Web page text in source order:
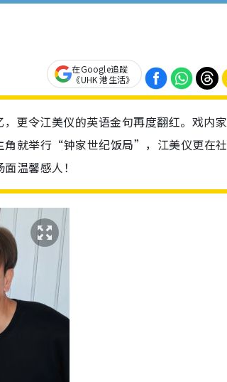
在Google追蹤
《UHK 港生活》
更令江美仪的英语金句再度翻红。戏内家
角就举行“钟家世纪饭局”，江美仪更在社
温馨感人！